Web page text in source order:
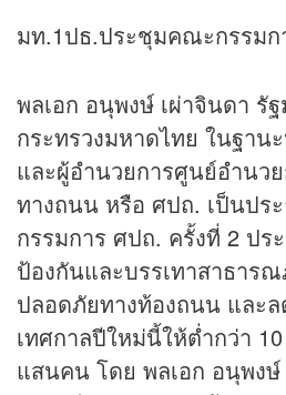
มท.1ปธ.ประชุมคณะกรรมก
พลเอก อนุพงษ์ เผ่าจินดา รั
กระทรวงมหาดไทย ในฐาน
และผู้อำนวยการศูนย์อำนว
ทางถนน หรือ ศปถ. เป็นปร
กรรมการ ศปถ. ครั้งที่ 2 ปร
ป้องกันและบรรเทาสาธาร
ปลอดภัยทางท้องถนน และ
เทศกาลปีใหม่นี้ให้ต่ำกว่า
แสนคน โดย พลเอก อนุพงษ์